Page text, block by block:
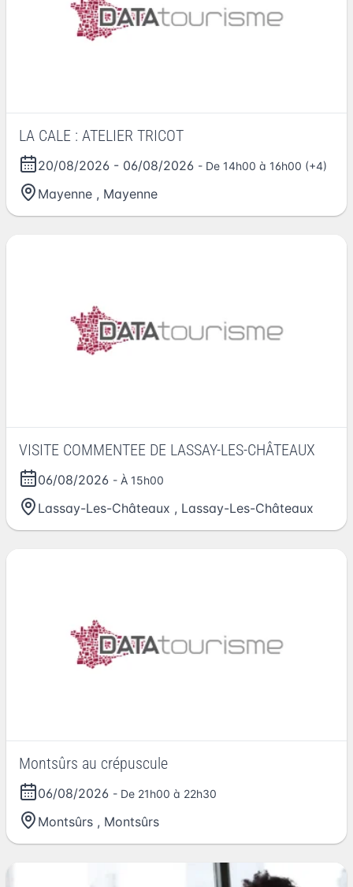
LA CALE : ATELIER TRICOT
20/08/2026 - 06/08/2026 - De 14h00 à 16h00 (+4)
Mayenne , Mayenne
VISITE COMMENTEE DE LASSAY-LES-CHÂTEAUX
06/08/2026 - À 15h00
Lassay-Les-Châteaux , Lassay-Les-Châteaux
Montsûrs au crépuscule
06/08/2026 - De 21h00 à 22h30
Montsûrs , Montsûrs